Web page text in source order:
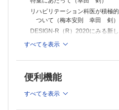
第60回日本リハビリテーション医
輔・他）
書評『摂食嚥下訓練の基本を動画
開催案内
投稿規定
リハビリテーション科医が積極
ついて（梅本安則 幸田 剣）
DESIGN-R（R）2020にみる新
（仲上豪二朗 真田弘美）
て（山田義範 髙橋雄平・他）
微量元素にも考慮した栄養管理
脊髄損傷者に対する褥瘡手術（
TOPICS 糖尿病性腎臓病に対す
すべてを表示
便利機能
すべてを表示